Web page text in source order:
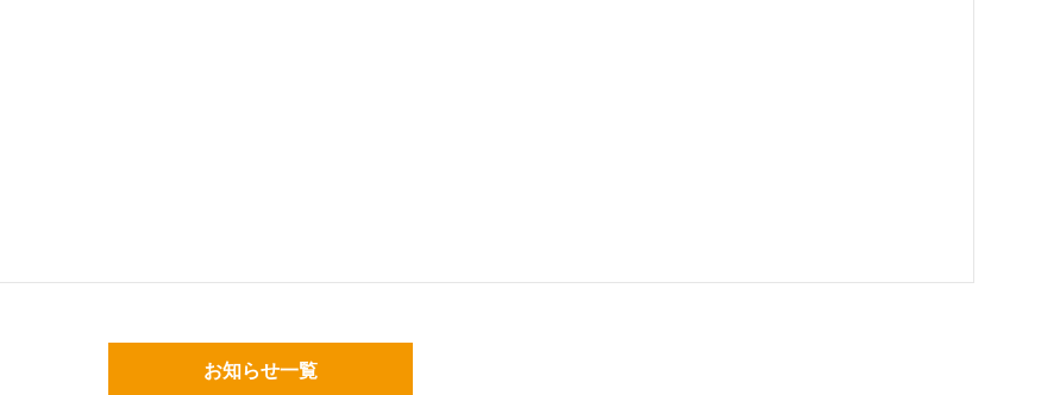
お知らせ一覧